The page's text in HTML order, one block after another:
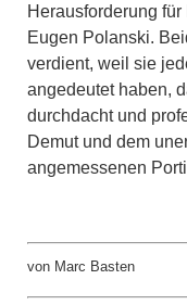
Herausforderung
Eugen Polanski.
verdient, weil sie
angedeutet haben,
durchdacht und
Demut und dem
angemessenen
von Marc Basten